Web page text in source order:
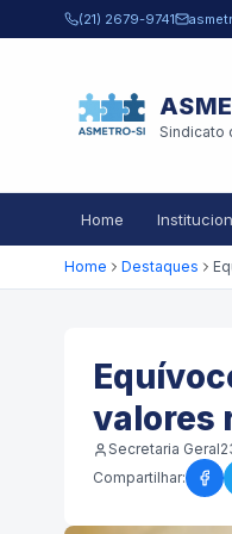
Pular para o conteúdo principal
(21) 2679-9741
Sindicato
Home
Home Destaques
valores
Secretaria Geral
Compartilhar: